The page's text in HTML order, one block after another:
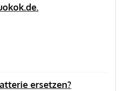
ersetzen?